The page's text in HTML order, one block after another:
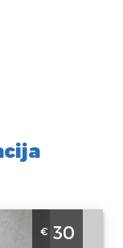
je lepo
€ 30